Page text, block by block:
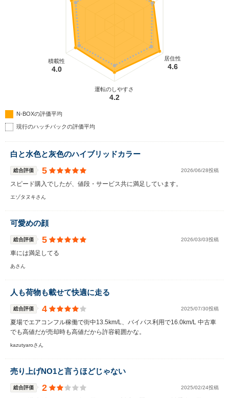
居住性
4.6
運転のしやすさ
4.2
積載性
4.0
N-BOXの評価平均
現行のハッチバックの評価平均
白と水色と灰色のハイブリッドカラー
総合評価 5 2026/06/28投稿
スピード購入でしたが、値段・サービス共に満足しています。
エゾタヌキさん
可愛めの顔
総合評価 5 2026/03/03投稿
車には満足してる
あさん
人も荷物も載せて快適に走る
総合評価 4 2025/07/30投稿
夏場でエアコンフル稼働で街中13.5km/L、バイパス利用で16.0km/L 中古車
でも高値だが売却時も高値だから許容範囲かな。
kazutyaroさん
売り上げNO1と言うほどじゃない
総合評価 2 2025/02/24投稿